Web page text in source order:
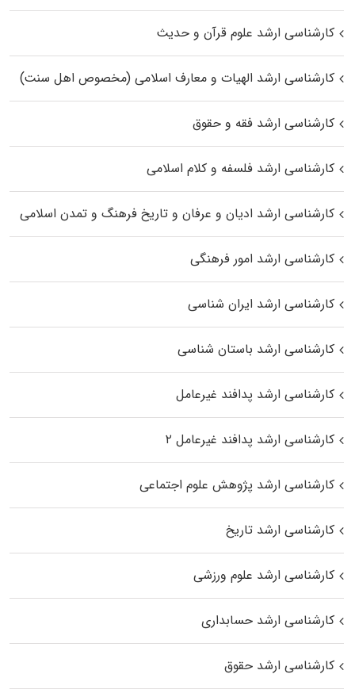
کارشناسی ارشد علوم قرآن و حدیث
کارشناسی ارشد الهیات و معارف اسلامی (مخصوص اهل سنت)
کارشناسی ارشد فقه و حقوق
کارشناسی ارشد فلسفه و کلام اسلامی
کارشناسی ارشد ادیان و عرفان و تاریخ فرهنگ و تمدن اسلامی
کارشناسی ارشد امور فرهنگی
کارشناسی ارشد ایران شناسی
کارشناسی ارشد باستان شناسی
کارشناسی ارشد پدافند غیرعامل
کارشناسی ارشد پدافند غیرعامل ۲
کارشناسی ارشد پژوهش علوم اجتماعی
کارشناسی ارشد تاریخ
کارشناسی ارشد علوم ورزشی
کارشناسی ارشد حسابداری
کارشناسی ارشد حقوق